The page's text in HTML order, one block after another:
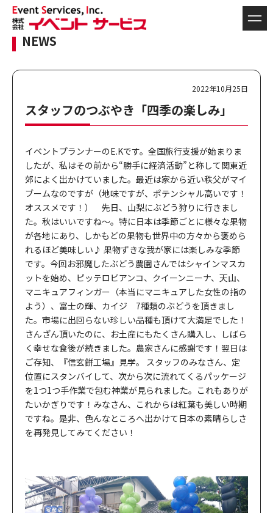
NEWS
2022年10月25日
スタッフのつぶやき「四季の楽しみ」
イベントプランナーのE.Kです。全国旅行支援が始まりま
したが、私はその前から“勝手に経済活動”と称して関東近
郊によく出かけていました。最近は家から近い秩父がマイ
ブームなのですが（地味ですが、ポテンシャル高いです！
オススメです！） 先日、山梨にぶどう狩りに行きまし
た。秋はいいですね～。特に日本は季節ごとに様々な果物
が各地にあり、しかもどの果物も世界中の方々から褒めら
れるほど美味しい♪ 果物ずきな我が家には楽しみな季節
です。今回お邪魔したぶどう農園さんではシャインマスカ
ットを始め、ピッテロビアンコ、クイーンニーナ、天山、
マニキュアフィンガー（本当にマニキュアした女性の指の
よう）、富士の輝、カイジ 7種類のぶどうを頂きまし
た。市場に出回らない珍しい品種も頂けて大満足でした！
さんざん頂いたのに、お土産にもたくさん購入し、しばら
く幸せな食後が続きました。農家さんに感謝です！翌日は
ご存知、『信玄餅工場』見学。 スタッフのみなさん、定
位置にスタンバイして、次から次に流れてくるパッケージ
を1つ1つ手作業で包む神業が見られました。これもありが
たいかぎりです！みなさん、これからは紅葉も美しい時期
ですね。是非、色んなところへ出かけて日本の素晴らしさ
を再発見してみてください！